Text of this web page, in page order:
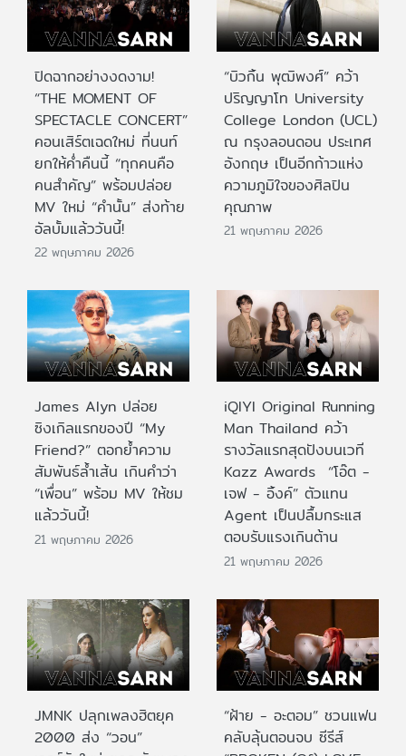
ปิดฉากอย่างงดงาม!
“THE MOMENT OF
SPECTACLE CONCERT”
คอนเสิร์ตเฉดใหม่ ที่นนท์
ยกให้ค่ำคืนนี้ “ทุกคนคือ
คนสำคัญ” พร้อมปล่อย
MV ใหม่ “คำนั้น” ส่งท้าย
อัลบั้มแล้ววันนี้!
22 พฤษภาคม 2026
“บิวกิ้น พุฒิพงศ์” คว้า
ปริญญาโท University
College London (UCL)
ณ กรุงลอนดอน ประเทศ
อังกฤษ เป็นอีกก้าวแห่ง
ความภูมิใจของศิลปิน
คุณภาพ
21 พฤษภาคม 2026
James Alyn ปล่อย
ซิงเกิลแรกของปี “My
Friend?” ตอกย้ำความ
สัมพันธ์ล้ำเส้น เกินคำว่า
“เพื่อน” พร้อม MV ให้ชม
แล้ววันนี้!
21 พฤษภาคม 2026
iQIYI Original Running
Man Thailand คว้า
รางวัลแรกสุดปังบนเวที
Kazz Awards “โอ๊ต -
เจฟ - อิ้งค์” ตัวแทน
Agent เป็นปลื้มกระแส
ตอบรับแรงเกินต้าน
21 พฤษภาคม 2026
JMNK ปลุกเพลงฮิตยุค
2000 ส่ง “วอน”
“ฝ้าย - อะตอม” ชวนแฟน
คลับลุ้นตอนจบ ซีรีส์